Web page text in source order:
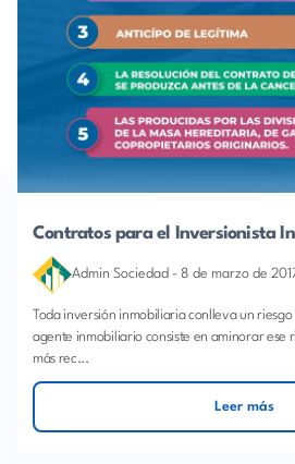
Contratos para el Inversionista
Admin Sociedad - 8 de marzo de
Toda inversión inmobiliaria conlleva un
agente inmobiliario consiste en aminorar ese
más rec...
Leer más